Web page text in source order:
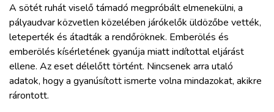
WEBSHOP
BELÉPÉS
REGISZTRÁCIÓ
A sötét ruhát viselő támadó megpróbált elmenekülni, a
pályaudvar közvetlen közelében járókelők üldözőbe vették,
leteperték és átadták a rendőröknek. Emberölés és
emberölés kísérletének gyanúja miatt indítottal eljárást
ellene. Az eset délelőtt történt. Nincsenek arra utaló
adatok, hogy a gyanúsított ismerte volna mindazokat, akikre
rárontott.